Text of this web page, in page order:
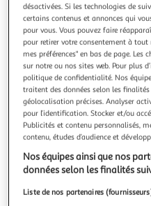
4.2 (88)
ESSENTIEL B
Chargeur 12w usb-a
pro max et samsung
Appareil compatible :
: 2,4A Appareil compatible :
En savoir +
Vendu par Boulanger
Livr. ou retrait dès 3/4
A partir de 2,99€
Plus d'options
désactivées. Si les technologies de
certains contenus et annonces qui
pour vous. Vous pouvez faire
pour retirer votre consentement à
mes préférences" en bas de page.
sur notre ou nos sites web. Pour plus
politique de confidentialité. Nos
traitent des données selon les
géolocalisation précises. Analyser
pour l’identification. Stocker et/ou
Publicités et contenu personnalisés,
contenu, études d’audience et
Nos équipes ainsi que nos
données selon les finalités
Liste de nos partenaires